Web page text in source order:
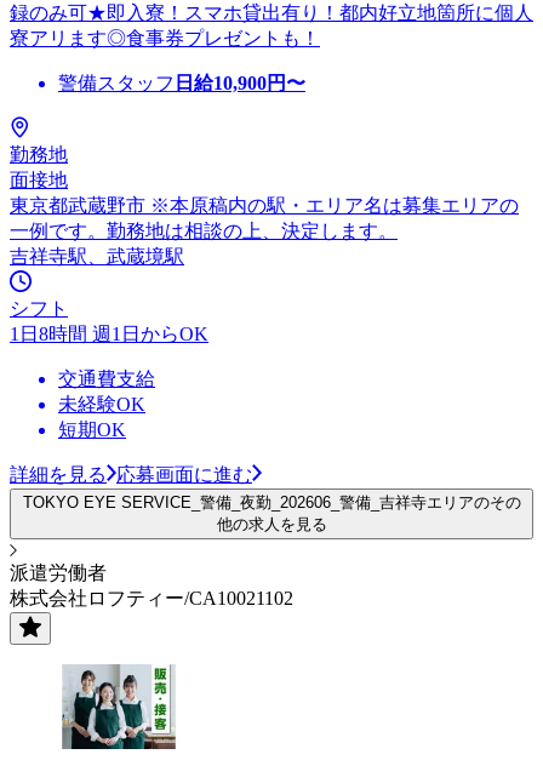
録のみ可★即入寮！スマホ貸出有り！都内好立地箇所に個人
寮アリます◎食事券プレゼントも！
警備スタッフ 日給10,900円〜
勤務地
面接地
東京都武蔵野市 ※本原稿内の駅・エリア名は募集エリアの
一例です。勤務地は相談の上、決定します。
吉祥寺駅、武蔵境駅
シフト
1日8時間 週1日からOK
交通費支給
未経験OK
短期OK
詳細を見る 応募画面に進む
TOKYO EYE SERVICE_警備_夜勤_202606_警備_吉祥寺エリアのその
他の求人を見る
派遣労働者
株式会社ロフティー/CA10021102